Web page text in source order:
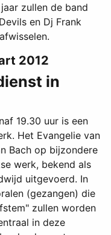
zullen de band
en Dj Frank
2012
in
19.30 uur is een
Het Evangelie van
Bach op bijzondere
werk, bekend als
uitgevoerd. In
(gezangen) die
zullen worden
in deze